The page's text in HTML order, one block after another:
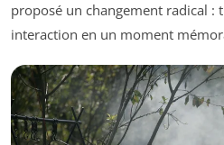
proposé un changement radical :
interaction en un moment